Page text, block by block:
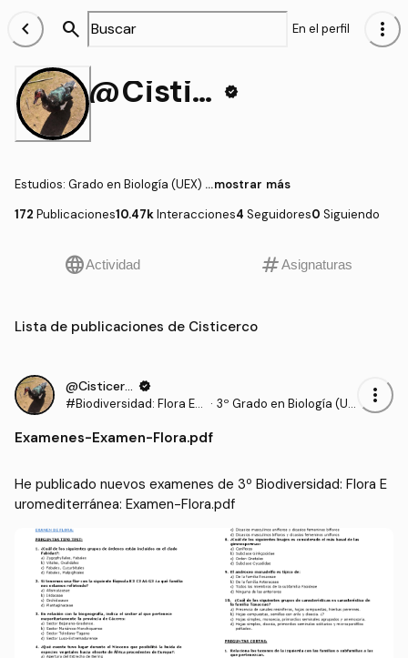
chevron_left search En el perfil more_vert
@Cisticerco verified
Estudios: Grado en Biología (UEX) ...mostrar más
172 Publicaciones10.47kInteracciones4 Seguidores0 Siguiendo
languageActividad tagAsignaturas
Lista de publicaciones de Cisticerco
@Cisticercoverified
#Biodiversidad: Flora Eu · 3º Grado en Biología (UE
more_vert
Examenes-Examen-Flora.pdf
He publicado nuevos examenes de 3º Biodiversidad: Flora E
uromediterránea: Examen-Flora.pdf